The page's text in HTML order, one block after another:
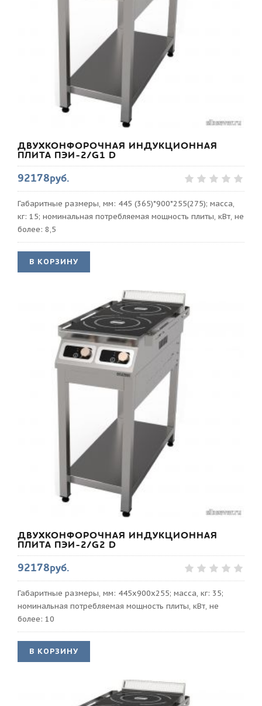
ДВУХКОНФОРОЧНАЯ ИНДУКЦИОННАЯ
ПЛИТА ПЭИ-2/G1 D
92178руб.
Габаритные размеры, мм: 445 (365)*900*255(275); масса,
кг: 15; номинальная потребляемая мощность плиты, кВт, не
более: 8,5
В КОРЗИНУ
ДВУХКОНФОРОЧНАЯ ИНДУКЦИОННАЯ
ПЛИТА ПЭИ-2/G2 D
92178руб.
Габаритные размеры, мм: 445х900х255; масса, кг: 35;
номинальная потребляемая мощность плиты, кВт, не
более: 10
В КОРЗИНУ